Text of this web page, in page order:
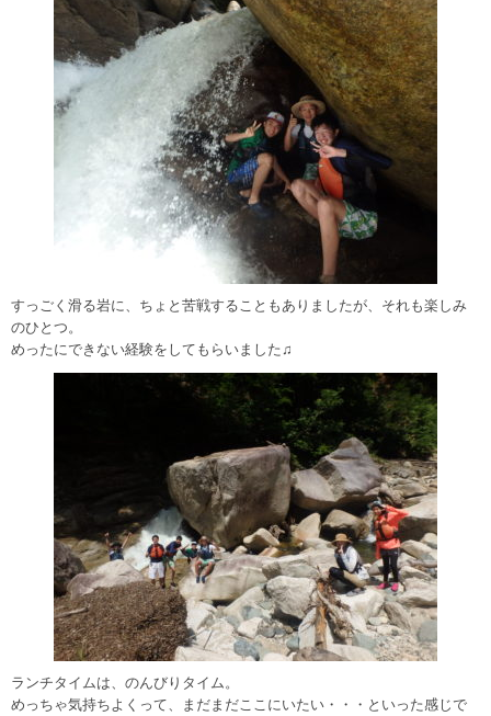
すっごく滑る岩に、ちょと苦戦することもありましたが、それも楽しみ
のひとつ。
めったにできない経験をしてもらいました♫
ランチタイムは、のんびりタイム。
めっちゃ気持ちよくって、まだまだここにいたい・・・といった感じで